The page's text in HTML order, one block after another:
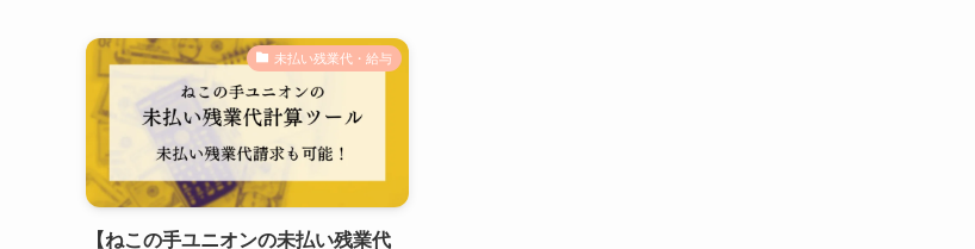
未払い残業代・給与
【ねこの手ユニオンの未払い残業代